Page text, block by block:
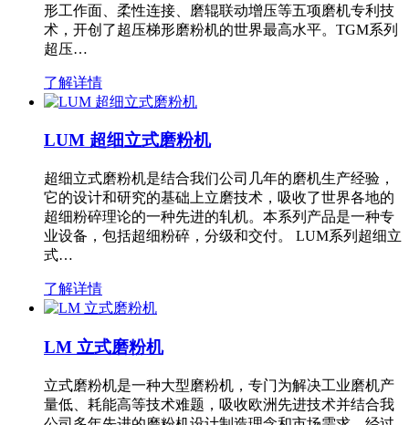
形工作面、柔性连接、磨辊联动增压等五项磨机专利技
术，开创了超压梯形磨粉机的世界最高水平。TGM系列
超压…
了解详情
LUM 超细立式磨粉机
超细立式磨粉机是结合我们公司几年的磨机生产经验，
它的设计和研究的基础上立磨技术，吸收了世界各地的
超细粉碎理论的一种先进的轧机。本系列产品是一种专
业设备，包括超细粉碎，分级和交付。 LUM系列超细立
式…
了解详情
LM 立式磨粉机
立式磨粉机是一种大型磨粉机，专门为解决工业磨机产
量低、耗能高等技术难题，吸收欧洲先进技术并结合我